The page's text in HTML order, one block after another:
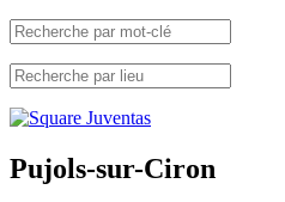
Pujols-sur-Ciron